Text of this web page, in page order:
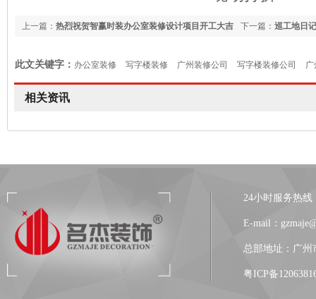
下一篇： 巡工地日
上一篇： 热烈祝贺智赢时装办公室装修设计项目开工大吉
此文关键字： 办公室装修 写字楼装修 广州装修公司 写字楼装修公司 广
相关资讯
24小时服务热线
E-mail：
总部地址：广州
粤ICP备